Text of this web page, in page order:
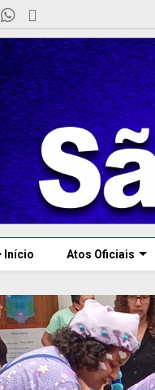
Início Atos Oficiais